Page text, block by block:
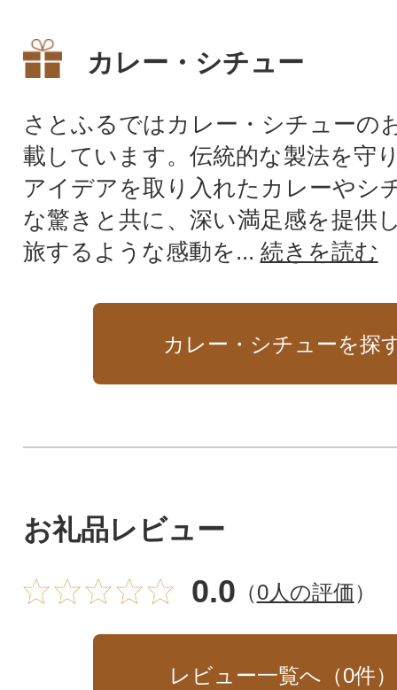
プカレー3種セット」を北海道
札幌市からお届けします。チ
ピングした、贅沢なスープカ
レー。とろけるように柔らか
く煮込まれたお肉は、口の中
でホロホロとほぐれ、食べる
たびに幸福な気持ちに包まれ
ます。バラエティ豊かな3種の
本格派スープカレーを、ご自
えのあるハンバー
ンバーグも両方食
おすすめです。
カレー・シチュー
さとふるではカレー・シチューの
載しています。伝統的な製法を守
アイデアを取り入れたカレーやシ
な驚きと共に、深い満足感を提供
旅するような感動を... 続きを読む
カレー・シチューを探
お礼品レビュー
0.0 （0人の評価）
レビュー一覧へ（0件）